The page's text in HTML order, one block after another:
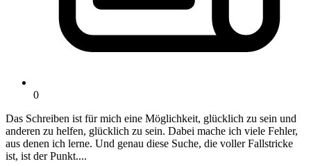
0
Das Schreiben ist für mich eine Möglichkeit, glücklich zu sein und
anderen zu helfen, glücklich zu sein. Dabei mache ich viele Fehler,
aus denen ich lerne. Und genau diese Suche, die voller Fallstricke
ist, ist der Punkt....